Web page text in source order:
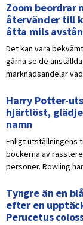
Zoom beordrar
återvänder till
åtta mils
Det kan vara
gärna se de
marknadsandelar
Harry Potter-
hjärtlöst,
namn
Enligt utställningens
böckerna av
personer. Rowling
Tyngre än en
efter en
Perucetus